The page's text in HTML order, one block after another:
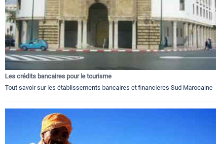
Les crédits bancaires pour le tourisme
Tout savoir sur les établissements bancaires et financieres Sud Marocaine